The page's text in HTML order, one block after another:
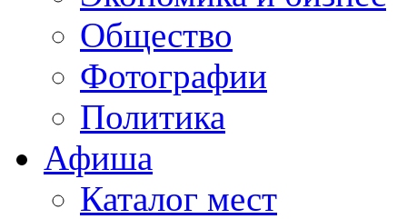
Общество
Фотографии
Политика
Афиша
Каталог мест